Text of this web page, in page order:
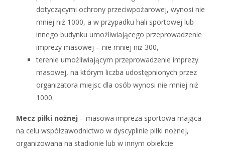
dotyczącymi ochrony przeciwpożarowej, wynosi nie
mniej niż 1000, a w przypadku hali sportowej lub
innego budynku umożliwiającego przeprowadzenie
imprezy masowej – nie mniej niż 300,
terenie umożliwiającym przeprowadzenie imprezy
masowej, na którym liczba udostępnionych przez
organizatora miejsc dla osób wynosi nie mniej niż
1000.
Mecz piłki nożnej – masowa impreza sportowa mająca
na celu współzawodnictwo w dyscyplinie piłki nożnej,
organizowana na stadionie lub w innym obiekcie